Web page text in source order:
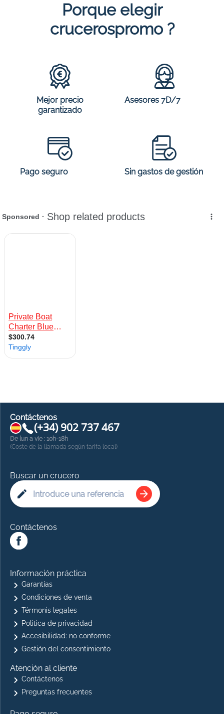
Porque elegir
crucerospromo ?
Mejor precio
garantizado
Asesores 7D/7
Pago seguro Sin gastos de gestión
Contáctenos
(+34) 902 737 467
De lun a vie : 10h-18h
(Coste de la llamada según tarifa local)
Buscar un crucero
Contáctenos
Información práctica
Garantías
Condiciones de venta
Térmonis legales
Politica de privacidad
Accesibilidad: no conforme
Gestión del consentimiento
Atención al cliente
Contáctenos
Preguntas frecuentes